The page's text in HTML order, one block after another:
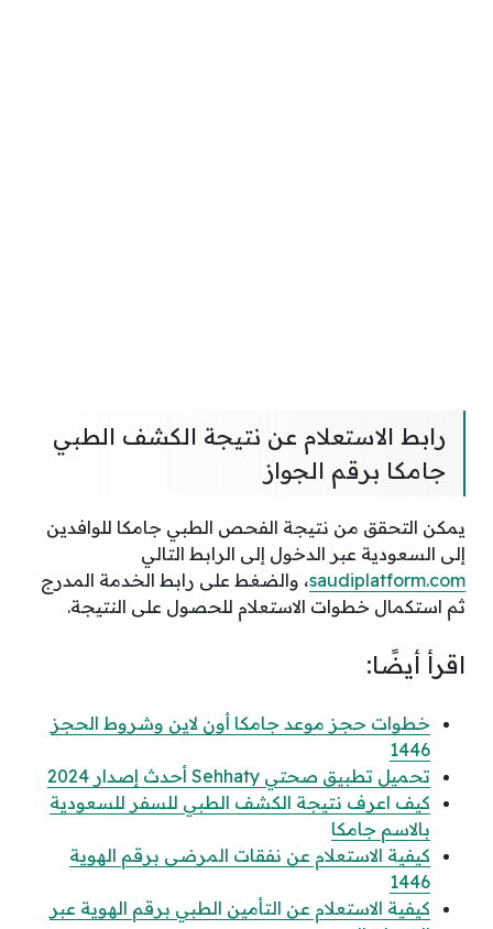
رابط الاستعلام عن نتيجة الكشف الطبي
جامكا برقم الجواز
يمكن التحقق من نتيجة الفحص الطبي جامكا للوافدين
إلى السعودية عبر الدخول إلى الرابط التالي
saudiplatform.com، والضغط على رابط الخدمة المدرج
ثم استكمال خطوات الاستعلام للحصول على النتيجة.
اقرأ أيضًا:
خطوات حجز موعد جامكا أون لاين وشروط الحجز
1446
تحميل تطبيق صحتي Sehhaty أحدث إصدار 2024
كيف اعرف نتيجة الكشف الطبي للسفر للسعودية
بالاسم جامكا
كيفية الاستعلام عن نفقات المرضى برقم الهوية
1446
كيفية الاستعلام عن التأمين الطبي برقم الهوية عبر